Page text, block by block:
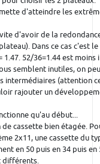
d'atteindre les
d'avoir de la
Dans ce cas c'est
52/36=1.44 est moins
semblent inutiles, on
intermédiaires (attention
rajouter un
qu'au début...
cassette bien étagée.
2x11, une cassette du
en 50 puis en 34 puis
différents.